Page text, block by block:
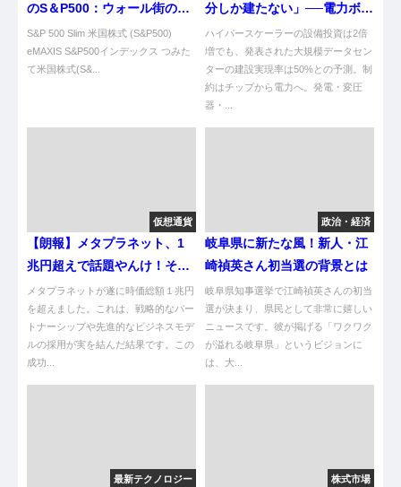
のS＆P500：ウォール街の楽
観論とその影響
S&P 500 Slim 米国株式 (S&P500)
eMAXIS S&P500インデックス つみた
て米国株式(S&...
分しか建たない」──電力ボト
ルネックから逆算する日米電
力関連銘柄の地図
ハイパースケーラーの設備投資は2倍
増でも、発表された大規模データセン
ターの建設実現率は50%との予測。制
約はチップから電力へ。発電・変圧
器・...
仮想通貨
【朗報】メタプラネット、1
兆円超えで話題やんけ！その
理由は？
メタプラネットが遂に時価総額１兆円
を超えました。これは、戦略的なパー
トナーシップや先進的なビジネスモデ
ルの採用が実を結んだ結果です。この
成功...
政治・経済
岐阜県に新たな風！新人・江
崎禎英さん初当選の背景とは
岐阜県知事選挙で江崎禎英さんの初当
選が決まり、県民として非常に嬉しい
ニュースです。彼が掲げる「ワクワク
が溢れる岐阜県」というビジョンに
は、大...
最新テクノロジー 株式市場